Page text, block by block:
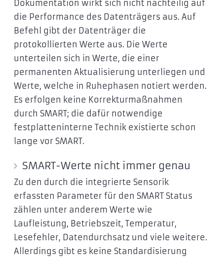
Dokumentation wirkt sich nicht nachteilig auf
die Performance des Datenträgers aus. Auf
Befehl gibt der Datenträger die
protokollierten Werte aus. Die Werte
unterteilen sich in Werte, die einer
permanenten Aktualisierung unterliegen und
Werte, welche in Ruhephasen notiert werden.
Es erfolgen keine Korrekturmaßnahmen
durch SMART; die dafür notwendige
festplatteninterne Technik existierte schon
lange vor SMART.
SMART-Werte nicht immer genau
Zu den durch die integrierte Sensorik
erfassten Parameter für den SMART Status
zählen unter anderem Werte wie
Laufleistung, Betriebszeit, Temperatur,
Lesefehler, Datendurchsatz und viele weitere.
Allerdings gibt es keine Standardisierung